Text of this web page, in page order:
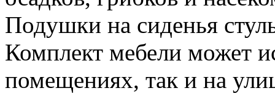
Подушки на сиденья
Комплект мебели может
помещениях, так и на